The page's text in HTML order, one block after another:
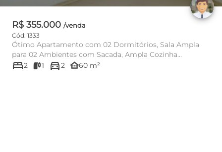
R$ 355.000 /venda
Cód: 1333
Ótimo Apartamento com 02 Dormitórios, Sala Ampla
para 02 Ambientes com Sacada, Ampla Cozinha
Americana com Armários, 01 ...
bed2 1 directions_car2 other_houses60 m²